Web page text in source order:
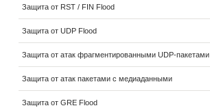
Защита от RST / FIN Flood
Защита от UDP Flood
Защита от атак фрагментированными UDP-пакетами
Защита от атак пакетами с медиаданными
Защита от GRE Flood